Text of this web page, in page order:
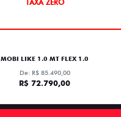
TAXA ZERO
MOBI LIKE 1.0 MT FLEX 1.0
De: R$ 85.490,00
R$ 72.790,00